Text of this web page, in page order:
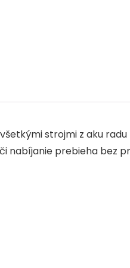
strojmi z aku radu
nabíjanie prebieha bez